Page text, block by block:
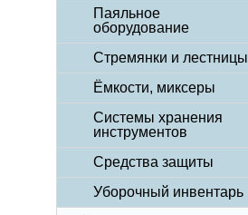
Паяльное
оборудование
Стремянки и лестницы
Ёмкости, миксеры
Системы хранения
инструментов
Средства защиты
Уборочный инвентарь